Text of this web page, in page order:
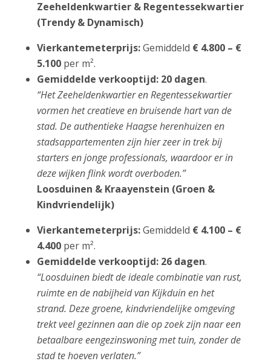
Zeeheldenkwartier & Regentessekwartier
(Trendy & Dynamisch)
Vierkantemeterprijs:Gemiddeld € 4.800 – €
5.100per m².
Gemiddelde verkooptijd: 20 dagen.
“Het Zeeheldenkwartier en Regentessekwartier
vormen het creatieve en bruisende hart van de
stad. De authentieke Haagse herenhuizen en
stadsappartementen zijn hier zeer in trek bij
starters en jonge professionals, waardoor er in
deze wijken flink wordt overboden.”
Loosduinen & Kraayenstein (Groen &
Kindvriendelijk)
Vierkantemeterprijs:Gemiddeld € 4.100 – €
4.400per m².
Gemiddelde verkooptijd: 26 dagen.
“Loosduinen biedt de ideale combinatie van rust,
ruimte en de nabijheid van Kijkduin en het
strand. Deze groene, kindvriendelijke omgeving
trekt veel gezinnen aan die op zoek zijn naar een
betaalbare eengezinswoning met tuin, zonder de
stad te hoeven verlaten.”